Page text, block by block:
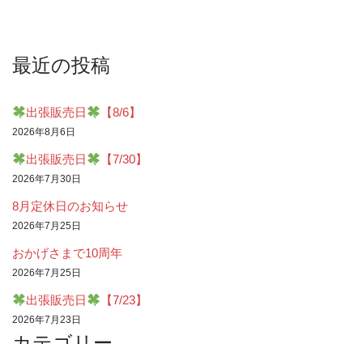
最近の投稿
出張販売日 【8/6】
2026年8月6日
出張販売日 【7/30】
2026年7月30日
8月定休日のお知らせ
2026年7月25日
おかげさまで10周年
2026年7月25日
出張販売日 【7/23】
2026年7月23日